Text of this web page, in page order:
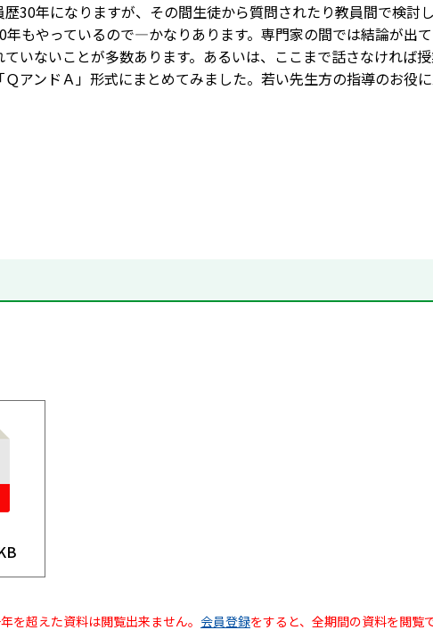
歴30年になりますが、その間生徒から質問されたり教員間で検
年もやっているので―かなりあります。専門家の間では結論が出
ていないことが多数あります。あるいは、ここまで話さなければ
ＱアンドＡ」形式にまとめてみました。若い先生方の指導のお役に
を超えた資料は閲覧出来ません。 会員登録をすると、全期間の資料を閲覧